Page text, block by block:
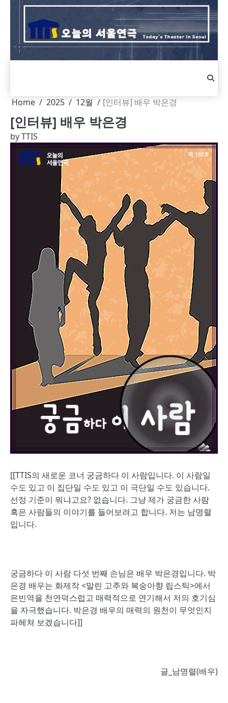
Skip
content
Home 2025 12월 [인터뷰] 배우 박은경
[인터뷰] 배우 박은경
byTTIS
[[TTIS의 새로운 코너 궁금하다 이 사람입니다. 이 사람일
수도 있고 이 집단일 수도 있고 이 극단일 수도 있습니다.
선정 기준이 뭐냐고요? 없습니다. 그냥 제가 궁금한 사람
혹은 사람들의 이야기를 들어보려고 합니다. 저는 남명렬
입니다.
궁금하다 이 사람 다섯 번째 손님은 배우 박은경입니다. 박
은경 배우는 화제작 <말린 고추와 복숭아향 립스틱>에서
은빈역을 천연덕스럽고 매력적으로 연기해서 저의 호기심
을 자극했습니다. 박은경 배우의 매력의 원천이 무엇인지
파헤쳐 보겠습니다]]
글_남명렬(배우)